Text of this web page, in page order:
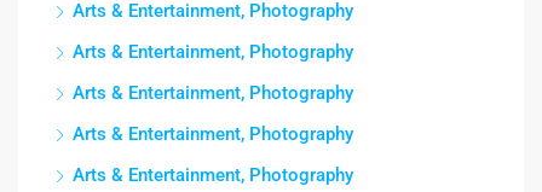
Arts & Entertainment, Photography
Arts & Entertainment, Photography
Arts & Entertainment, Photography
Arts & Entertainment, Photography
Arts & Entertainment, Photography